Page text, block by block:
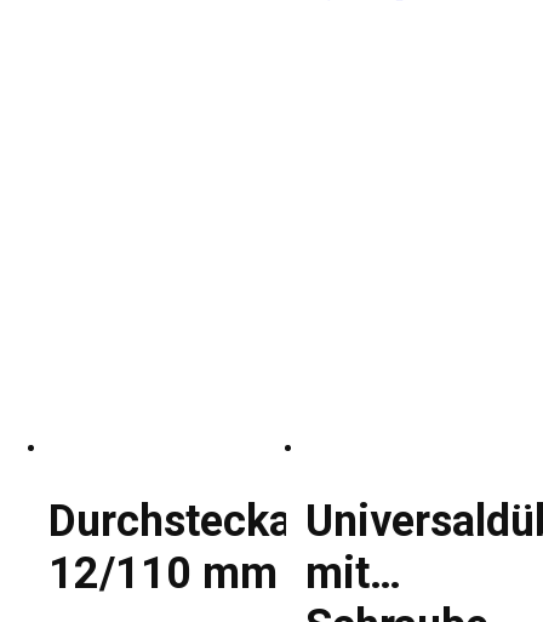
Durchsteckanker
12/110 mm
mit